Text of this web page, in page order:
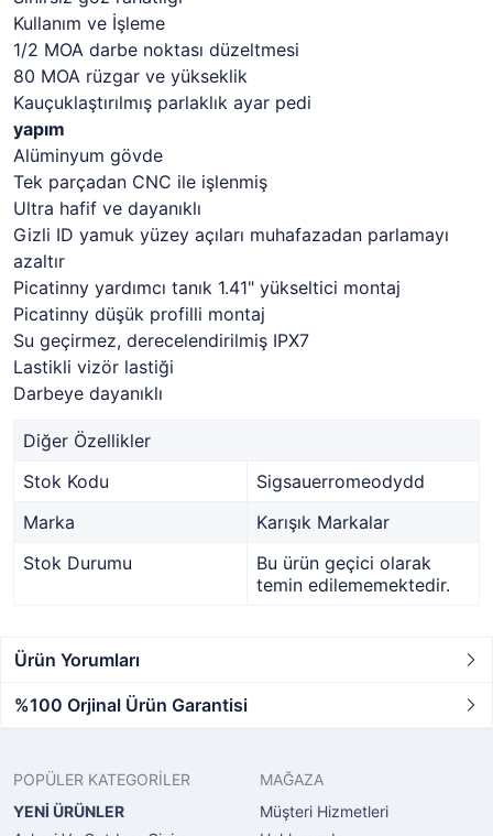
Kullanım ve İşleme
1/2 MOA darbe noktası düzeltmesi
80 MOA rüzgar ve yükseklik
Kauçuklaştırılmış parlaklık ayar pedi
yapım
Alüminyum gövde
Tek parçadan CNC ile işlenmiş
Ultra hafif ve dayanıklı
Gizli ID yamuk yüzey açıları muhafazadan parlamayı
azaltır
Picatinny yardımcı tanık 1.41" yükseltici montaj
Picatinny düşük profilli montaj
Su geçirmez, derecelendirilmiş IPX7
Lastikli vizör lastiği
Darbeye dayanıklı
Diğer Özellikler
Stok Kodu
Sigsauerromeodydd
Marka
Karışık Markalar
Stok Durumu
Bu ürün geçici olarak
temin edilememektedir.
Ürün Yorumları
%100 Orjinal Ürün Garantisi
POPÜLER KATEGORİLER
YENİ ÜRÜNLER
MAĞAZA
Müşteri Hizmetleri